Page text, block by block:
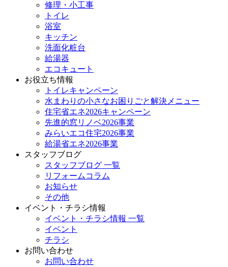
修理・小工事
トイレ
浴室
キッチン
洗面化粧台
給湯器
エコキュート
お役立ち情報
トイレキャンペーン
水まわりの小さなお困りごと解決メニュー
住宅省エネ2026キャンペーン
先進的窓リノベ2026事業
みらいエコ住宅2026事業
給湯省エネ2026事業
スタッフブログ
スタッフブログ 一覧
リフォームコラム
お知らせ
その他
イベント・チラシ情報
イベント・チラシ情報 一覧
イベント
チラシ
お問い合わせ
お問い合わせ